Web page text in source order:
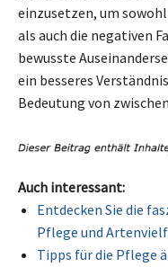
einzusetzen, um
als auch die negativen
bewusste
ein besseres
Bedeutung von
Auch interessant:
Entdecken Sie die
Pflege und
Tipps für die Pflege